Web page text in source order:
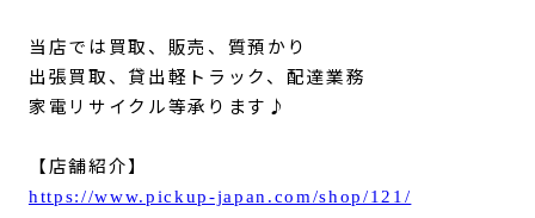
当店では買取、販売、質預かり
出張買取、貸出軽トラック、配達業務
家電リサイクル等承ります♪
【店舗紹介】
https://www.pickup-japan.com/shop/121/